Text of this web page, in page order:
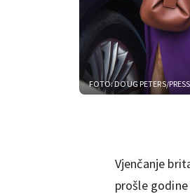
FOTO: DOUG PETERS/
Vjenčanje
prošle